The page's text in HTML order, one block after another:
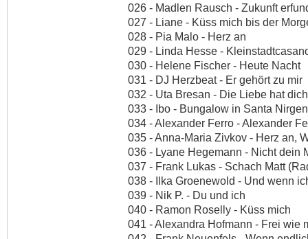
026 - Madlen Rausch - Zukunft
027 - Liane - Küss mich bis der
028 - Pia Malo - Herz an
029 - Linda Hesse -
030 - Helene Fischer - Heute Nacht
031 - DJ Herzbeat - Er gehört zu mir
032 - Uta Bresan - Die Liebe hat
033 - Ibo - Bungalow in Santa
034 - Alexander Ferro - Alexander
035 - Anna-Maria Zivkov - Herz an,
036 - Lyane Hegemann - Nicht dein
037 - Frank Lukas - Schach Matt
038 - Ilka Groenewold - Und wenn
039 - Nik P. - Du und ich
040 - Ramon Roselly - Küss mich
041 - Alexandra Hofmann - Frei wie